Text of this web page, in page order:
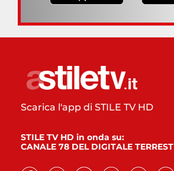
Scarica l'app di STILE TV HD
STILE TV HD in onda su:
CANALE 78 DEL DIGITALE